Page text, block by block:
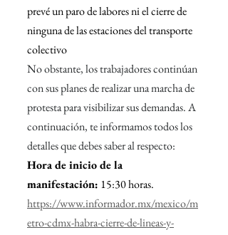
prevé un paro de labores ni el cierre de
ninguna de las estaciones del transporte
colectivo
No obstante, los trabajadores continúan
con sus planes de realizar una marcha de
protesta para visibilizar sus demandas. A
continuación, te informamos todos los
detalles que debes saber al respecto:
Hora de inicio de la
manifestación: 15:30 horas.
https://www.informador.mx/mexico/m
etro-cdmx-habra-cierre-de-lineas-y-